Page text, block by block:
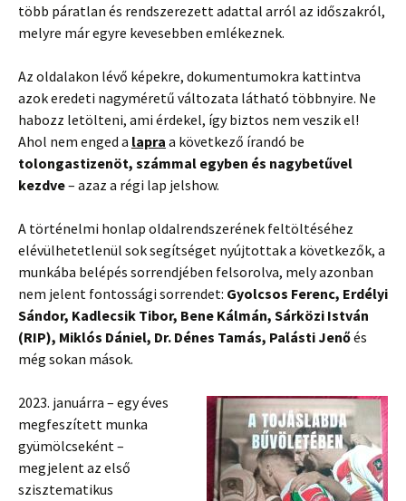
több páratlan és rendszerezett adattal arról az időszakról,
melyre már egyre kevesebben emlékeznek.
Az oldalakon lévő képekre, dokumentumokra kattintva
azok eredeti nagyméretű változata látható többnyire. Ne
habozz letölteni, ami érdekel, így biztos nem veszik el!
Ahol nem enged a lapra a következő írandó be
tolongastizenöt, számmal egyben és nagybetűvel
kezdve– azaz a régi lap jelshow.
A történelmi honlap oldalrendszerének feltöltéséhez
elévülhetetlenül sok segítséget nyújtottak a következők, a
munkába belépés sorrendjében felsorolva, mely azonban
nem jelent fontossági sorrendet: Gyolcsos Ferenc, Erdélyi
Sándor, Kadlecsik Tibor, Bene Kálmán, Sárközi István
(RIP), Miklós Dániel, Dr. Dénes Tamás, Palásti Jenőés
még sokan mások.
2023. januárra – egy éves
megfeszített munka
gyümölcseként –
megjelent az első
szisztematikus